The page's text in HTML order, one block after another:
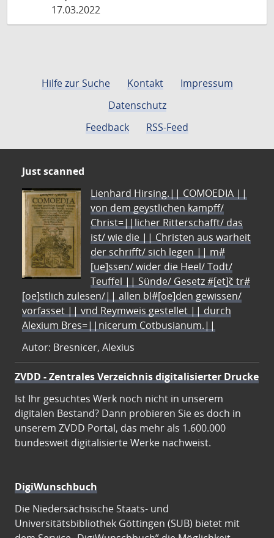
17.03.2022
Hilfe zur Suche Kontakt
Impressum
Datenschutz
Feedback
RSS-Feed
Just scanned
Lienhard Hirsing.|| COMOEDIA ||
von dem geystlichen kampff/
Christ=||licher Ritterschafft/ das
ist/ wie die || Christen aus warheit
der schrifft/ sich legen || m#
[ue]ssen/ wider die Heel/ Todt/
Teuffel || Sünde/ Gesetz #[et]c̃ tr#
[oe]stlich zulesen/|| allen bl#[oe]den gewissen/
vorfasset || vnd Reymweis gestellet || durch
Alexium Bres=||nicerum Cotbusianum.||
Autor: Bresnicer, Alexius
ZVDD - Zentrales Verzeichnis digitalisierter Drucke
Ist Ihr gesuchtes Werk noch nicht in unserem
digitalen Bestand? Dann probieren Sie es doch in
unserem ZVDD Portal, das mehr als 1.600.000
bundesweit digitalisierte Werke nachweist.
DigiWunschbuch
Die Niedersächsische Staats- und
Universitätsbibliothek Göttingen (SUB) bietet mit